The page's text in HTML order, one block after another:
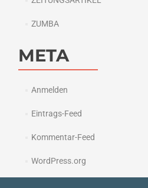
ZUMBA
META
Anmelden
Eintrags-Feed
Kommentar-Feed
WordPress.org